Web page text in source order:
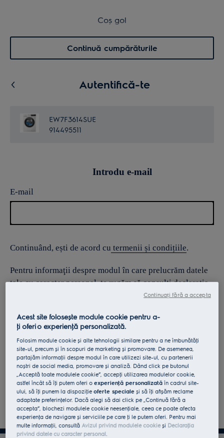
Menu 0
Coș de cumpărături
Coș gol
Continuă cumpărăturile
Autentifică-te
EW7F3614SUE
914495511
Introdu e-mail
E-mail
Continuând, ești de acord cu termenii și condițiile.
Pentru informaţii despre modul în care prelucrăm datele
tale cu caracter personal, te rugăm să consulţi declaraţia
Acest site folosește module cookie pentru a-
ţi oferi o experienţă personalizată.
Folosim module cookie și alte tehnologii similare pentru a ne îmbunătăţi
site-ul, precum și în scopuri de marketing și promovare. De asemenea,
partajăm informaţii despre modul în care utilizezi site-ul, cu partenerii
noștri de social media, promovare și analiză. Dând click pe butonul
„Acceptă toate modulele cookie”, accepţi utilizarea modulelor cookie,
astfel încât să îţi putem oferi oexperienţă personalizată în cadrul site-
ului, să îţi punem la dispoziţieoferte speciale și să îţi afișăm reclame
adaptate preferinţelor. Dacă alegi să dai click pe „Continuă fără a
accepta”, blochezi modulele cookie neesenţiale, ceea ce poate afecta
experienţa de navigare și serviciile pe care ţi le putem oferi. Pentru mai
multe informaţii, consultă Avizul privind modulele cookieși Declaraţia
privind datele cu caracter personal.
Continuați fără a accepta